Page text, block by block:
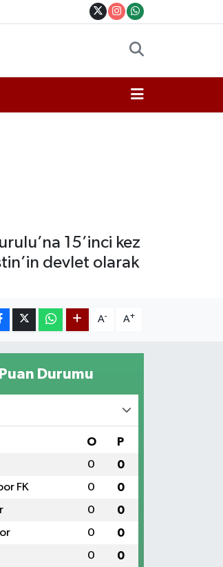
15’inci kez
devlet olarak
A- A+
Durumu
O P
0 0
FK 0 0
0 0
0 0
0 0